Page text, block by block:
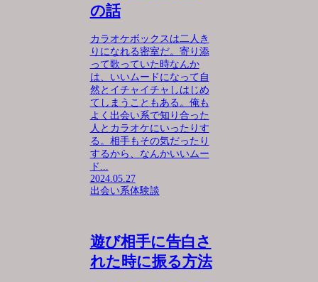
の話
カラオケボックスは二人き
りになれる密室だ。寄り添
って歌っていた時なんか
は、いいムードになって自
然とイチャイチャしはじめ
てしまうこともある。俺も
よく出会い系で知り合った
人とカラオケにいったりす
る。相手もその気だったり
するから、なんかいいムー
ド...
2024.05.27
出会い系体験談
遊び相手に告白さ
れた時に振る方法